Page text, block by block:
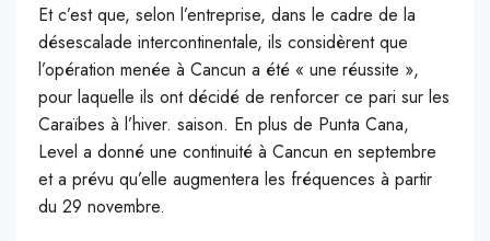
Et c’est que, selon l’entreprise, dans le cadre de la
désescalade intercontinentale, ils considèrent que
l’opération menée à Cancun a été « une réussite »,
pour laquelle ils ont décidé de renforcer ce pari sur les
Caraïbes à l’hiver. saison. En plus de Punta Cana,
Level a donné une continuité à Cancun en septembre
et a prévu qu’elle augmentera les fréquences à partir
du 29 novembre.